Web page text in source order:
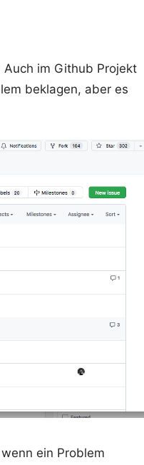
im Github Projekt
beklagen, aber es
ein Problem